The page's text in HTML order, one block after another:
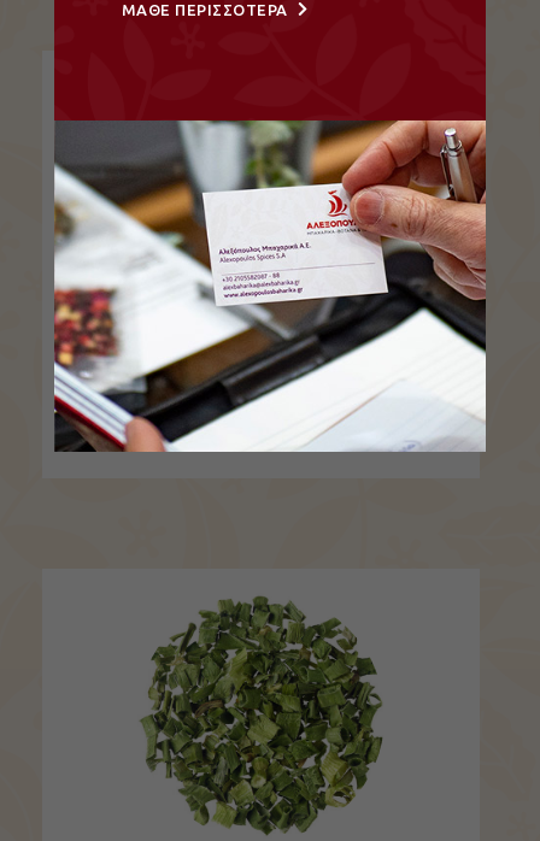
Σπανάκι, Αποξηραμένα
Σπανάκι, Αποξηραμένα…
ΜΑΘΕ ΠΕΡΙΣΣΟΤΕΡΑ